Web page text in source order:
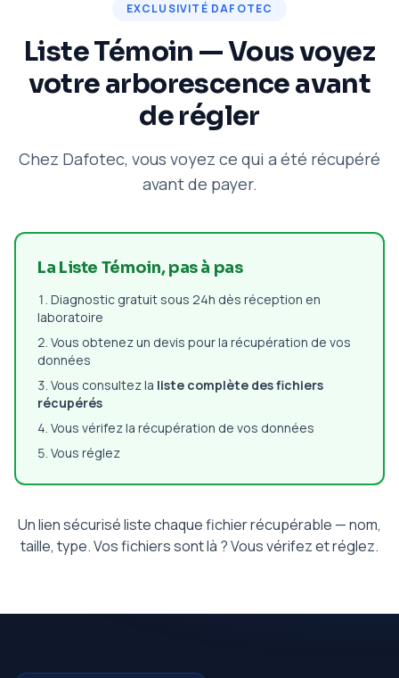
EXCLUSIVITÉ DAFOTEC
Liste Témoin — Vous voyez
votre arborescence avant
de régler
Chez Dafotec, vous voyez ce qui a été récupéré
avant de payer.
La Liste Témoin, pas à pas
Diagnostic gratuit sous 24h dès réception en
laboratoire
Vous obtenez un devis pour la récupération de vos
données
Vous consultez la liste complète des fichiers
récupérés
Vous vérifez la récupération de vos données
Vous réglez
Un lien sécurisé liste chaque fichier récupérable — nom,
taille, type. Vos fichiers sont là ? Vous vérifez et réglez.